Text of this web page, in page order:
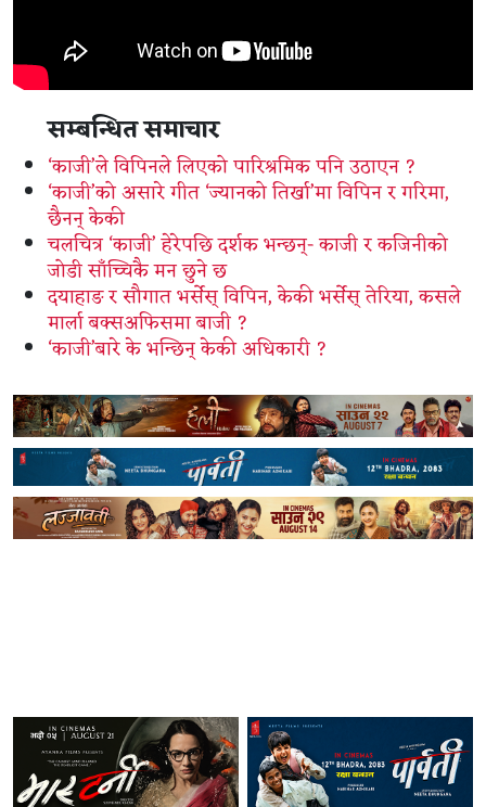
सम्बन्धित समाचार
‘काजी’ले विपिनले लिएको पारिश्रमिक पनि उठाएन ?
‘काजी’को असारे गीत ‘ज्यानको तिर्खा’मा विपिन र गरिमा,
छैनन् केकी
चलचित्र ‘काजी’ हेरेपछि दर्शक भन्छन्- काजी र कजिनीको
जोडी साँच्चिकै मन छुने छ
दयाहाङ र सौगात भर्सेस् विपिन, केकी भर्सेस् तेरिया, कसले
मार्ला बक्सअफिसमा बाजी ?
‘काजी’बारे के भन्छिन् केकी अधिकारी ?